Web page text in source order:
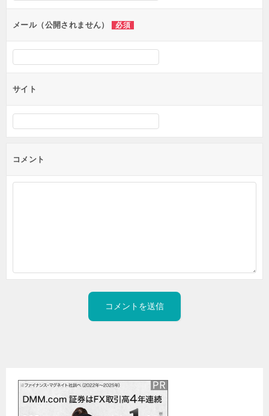
メール（公開されません） 必須
サイト
コメント